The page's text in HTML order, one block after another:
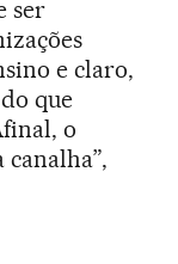
ser
e claro,
que
o